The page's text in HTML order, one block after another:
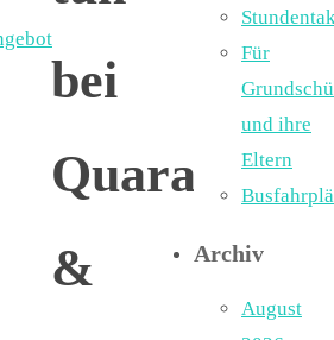
bei
Quarantäne
&
Für
und ihre
Eltern
Archiv
August